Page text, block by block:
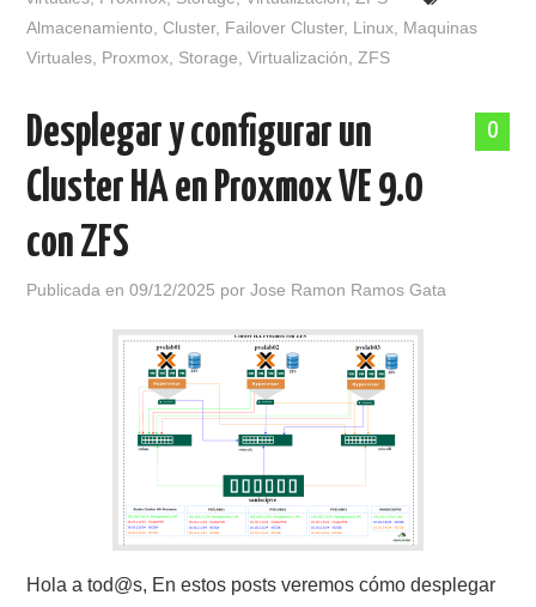
Almacenamiento ,Cluster, Failover Cluster, Linux Maquinas
Virtuales Proxmox Storage ,Virtualización ZFS
0
Desplegar y configurar un
Cluster HA en Proxmox VE 9.0
con ZFS
Publicada en09/12/2025 porJose Ramon Ramos Gata
Hola a tod@s, En estos posts veremos cómo desplegar